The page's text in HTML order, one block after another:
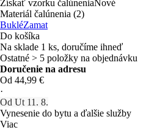
Získať vzorku čalúneniaNové
Materiál čalúnenia (2)
BukléZamat
Do košíka
Na sklade 1 ks, doručíme ihneď
Ostatné > 5 položky na objednávku
Doručenie na adresu
Od 44,99 €
·
Od Ut 11. 8.
Vynesenie do bytu a ďalšie služby
Viac